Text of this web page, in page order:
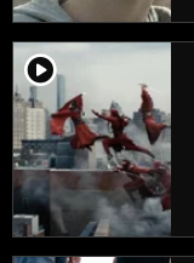
player2